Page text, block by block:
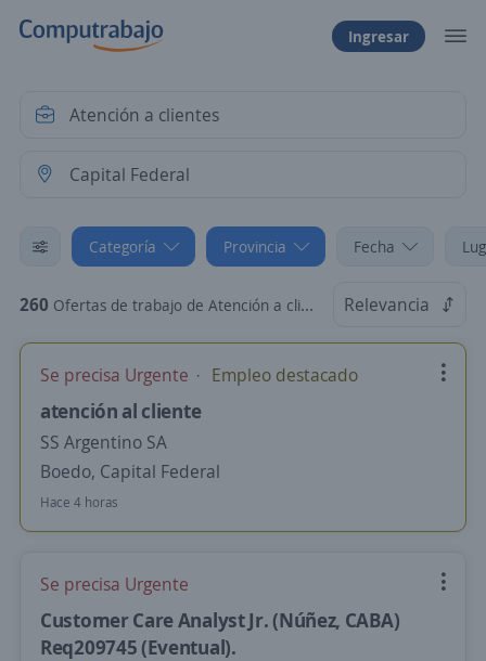
Ingresar
Categoría Provincia Fecha
260 Ofertas de trabajo de Atención a clientes en Capital Federal Relevancia
Se precisa Urgente Empleo destacado
atención al cliente
SS Argentino SA
Boedo, Capital Federal
Hace 4 horas
Se precisa Urgente
Customer Care Analyst Jr. (Núñez, CABA)
Req209745 (Eventual).